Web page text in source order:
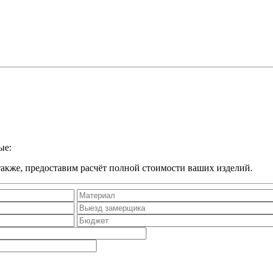
предоставим расчёт полной стоимости ваших изделий.